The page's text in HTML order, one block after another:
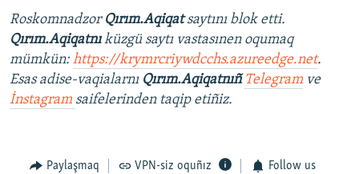
Roskomnadzor Qırım.Aqiqatsaytını blok etti.
Qırım.Aqiqatnıküzgü saytı vastasınen oqumaq
mümkün:https://krymrcriywdcchs.azureedge.net.
Esas adise-vaqialarnı Qırım.Aqiqatnıñ Telegram ve
İnstagram saifelerinden taqip etiñiz.
Paylaşmaq VPN-siz oquñız Follow us